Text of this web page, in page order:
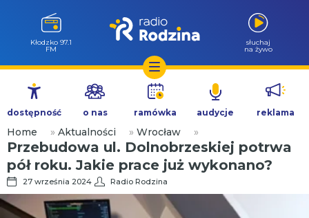
Przejdź
treści
Kłodzko 97.1
FM
słuchaj
na żywo
dostępność o nas ramówka audycje reklama
Home » Aktualności » Wrocław »
Przebudowa ul. Dolnobrzeskiej potrwa
pół roku. Jakie prace już wykonano?
27 września 2024 Radio Rodzina